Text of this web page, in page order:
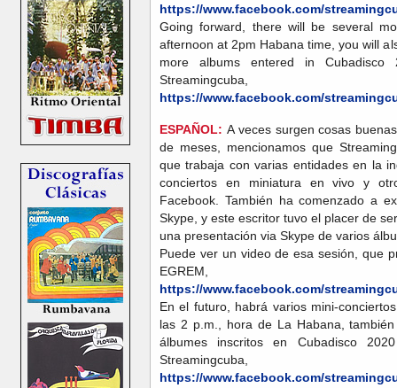
https://www.facebook.com/
Going forward, there will be several
afternoon at 2pm Habana time, you will
more albums entered in
Streamingcuba,
https://www.facebook.com/
ESPAÑOL: A veces surgen cosas
de meses, mencionamos que
que trabaja con varias entidades en la
conciertos en miniatura en vivo y
Facebook. También ha comenzado a
Skype, y este escritor tuvo el placer de
una presentación via Skype de varios
Puede ver un video de esa sesión, que
https://www.facebook.com/
En el futuro, habrá varios mini-
las 2 p.m., hora de La Habana,
álbumes inscritos en Cubadisco
Streamingcuba,
https://www.facebook.com/